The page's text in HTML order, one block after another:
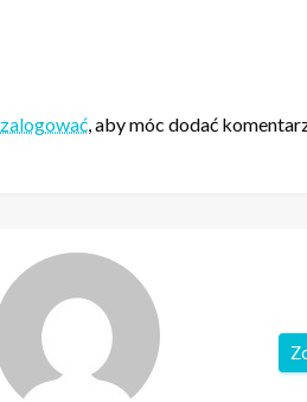
zalogować, aby móc dodać